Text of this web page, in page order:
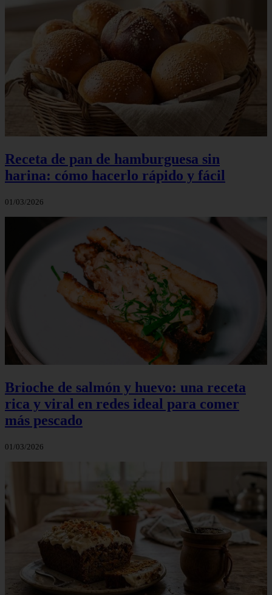
Receta de pan de hamburguesa sin
harina: cómo hacerlo rápido y fácil
01/03/2026
Brioche de salmón y huevo: una receta
rica y viral en redes ideal para comer
más pescado
01/03/2026